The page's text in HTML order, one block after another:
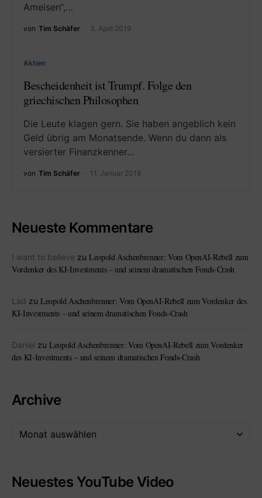
Ameisen“,…
von Tim Schäfer 3. April 2019
Aktien
Bescheidenheit ist Trumpf. Folge den
griechischen Philosophen
Die Leute klagen gern. Sie haben angeblich kein
Geld übrig am Monatsende. Wenn du dann als
versierter Finanzkenner…
von Tim Schäfer 11. Januar 2019
Neueste Kommentare
I want to believe zu Leopold Aschenbrenner: Vom OpenAI-Rebell zum
Vordenker des KI-Investments – und seinem dramatischen Fonds-Crash
Lad zu Leopold Aschenbrenner: Vom OpenAI-Rebell zum Vordenker des
KI-Investments – und seinem dramatischen Fonds-Crash
Daniel zu Leopold Aschenbrenner: Vom OpenAI-Rebell zum Vordenker
des KI-Investments – und seinem dramatischen Fonds-Crash
Archive
Neuestes YouTube Video